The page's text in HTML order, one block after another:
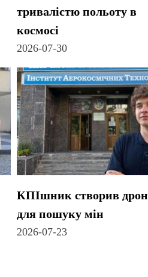
тривалістю польоту в
космосі
2026-07-30
КПІшник створив дрон
для пошуку мін
2026-07-23